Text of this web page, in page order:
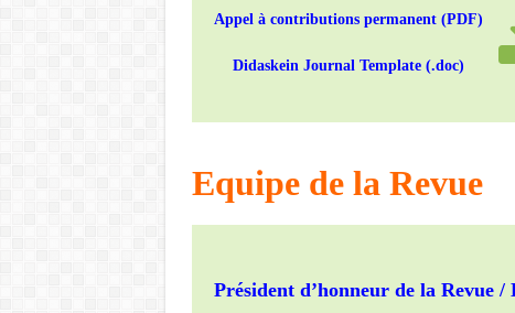
Appel à contributions permanent (PDF)
Didaskein Journal Template (.doc)
Equipe de la Revue
Président d’honneur de la Revue